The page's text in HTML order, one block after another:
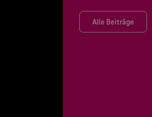
Alle Beiträge